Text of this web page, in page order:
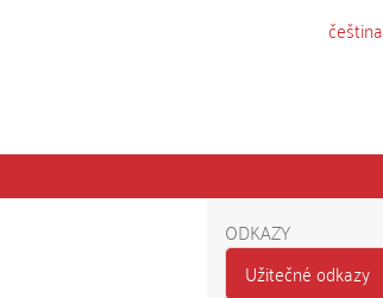
čeština
ODKAZY
Užitečné odkazy